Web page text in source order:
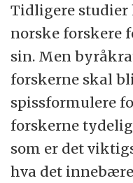
Tidligere studier
norske forskere
sin. Men
forskerne skal
spissformulere
forskerne
som er det
hva det